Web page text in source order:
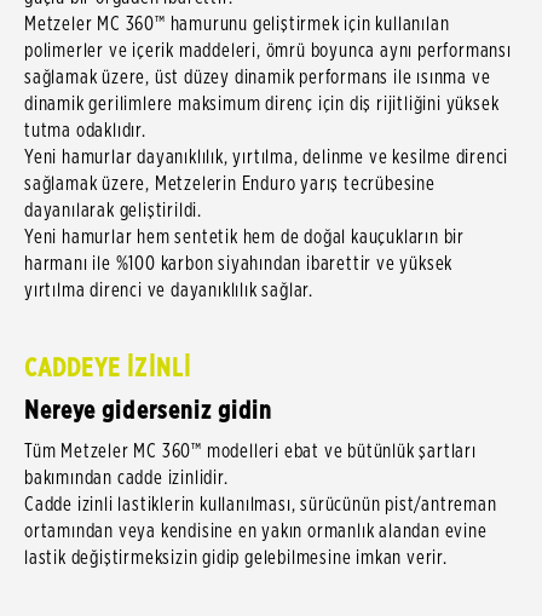
Metzeler MC 360™ hamurunu geliştirmek için kullanılan
polimerler ve içerik maddeleri, ömrü boyunca aynı performansı
sağlamak üzere, üst düzey dinamik performans ile ısınma ve
dinamik gerilimlere maksimum direnç için diş rijitliğini yüksek
tutma odaklıdır.
Yeni hamurlar dayanıklılık, yırtılma, delinme ve kesilme direnci
sağlamak üzere, Metzelerin Enduro yarış tecrübesine
dayanılarak geliştirildi.
Yeni hamurlar hem sentetik hem de doğal kauçukların bir
harmanı ile %100 karbon siyahından ibarettir ve yüksek
yırtılma direnci ve dayanıklılık sağlar.
CADDEYE İZİNLİ
Nereye giderseniz gidin
Tüm Metzeler MC 360™ modelleri ebat ve bütünlük şartları
bakımından cadde izinlidir.
Cadde izinli lastiklerin kullanılması, sürücünün pist/antreman
ortamından veya kendisine en yakın ormanlık alandan evine
lastik değiştirmeksizin gidip gelebilmesine imkan verir.